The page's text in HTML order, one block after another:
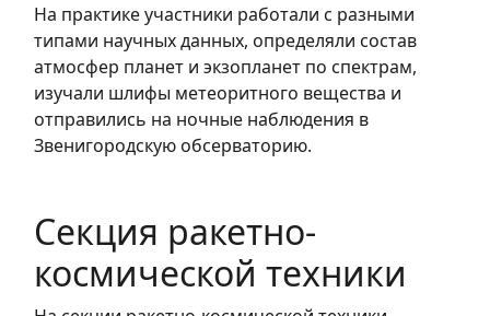
На практике участники работали с разными
типами научных данных, определяли состав
атмосфер планет и экзопланет по спектрам,
изучали шлифы метеоритного вещества и
отправились на ночные наблюдения в
Звенигородскую обсерваторию.
Секция ракетно-
космической техники